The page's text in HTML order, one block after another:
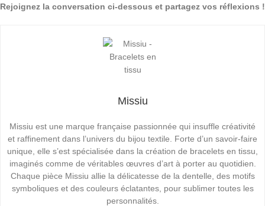
Rejoignez la conversation ci-dessous et partagez vos réflexions !
Missiu
Missiu est une marque française passionnée qui insuffle créativité
et raffinement dans l’univers du bijou textile. Forte d’un savoir-faire
unique, elle s’est spécialisée dans la création de bracelets en tissu,
imaginés comme de véritables œuvres d’art à porter au quotidien.
Chaque pièce Missiu allie la délicatesse de la dentelle, des motifs
symboliques et des couleurs éclatantes, pour sublimer toutes les
personnalités.